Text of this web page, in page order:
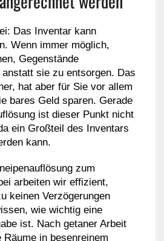
Das Inventar kann
Wenn immer möglich,
Gegenstände
sie zu entsorgen. Das
hat aber für Sie vor allem
bares Geld sparen. Gerade
ist dieser Punkt nicht
ein Großteil des Inventars
kann.
zum
arbeiten wir effizient,
keinen Verzögerungen
wie wichtig eine
ist. Nach getaner Arbeit
in besenreinem